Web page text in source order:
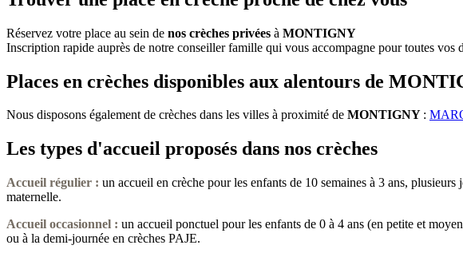
Réservez votre place au sein de nos crèches privées à MONTIGNY
Inscription rapide auprès de notre conseiller famille qui vous accompagne pour toutes vos
Places en crèches disponibles aux alentours de
Nous disposons également de crèches dans les villes à proximité de MONTIGNY :
Les types d'accueil proposés dans nos crèches
Accueil régulier : un accueil en crèche pour les enfants de 10 semaines à 3 ans,
maternelle.
Accueil occasionnel : un accueil ponctuel pour les enfants de 0 à 4 ans (en petite et
ou à la demi-journée en crèches PAJE.